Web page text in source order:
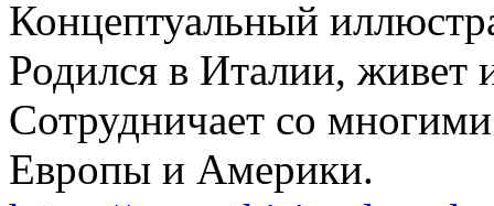
Концептуальный
Родился в Италии, живет
Сотрудничает со
Европы и Америки.